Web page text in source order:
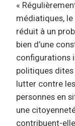
«
médiatiques,
réduit à un
bien d’une
configurations
politiques
lutter contre
personnes en
une
contribuent-